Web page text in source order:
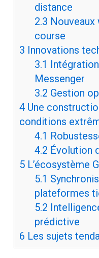
distance
2.3 Nouveaux
course
3 Innovations
3.1
Messenger
3.2 Gestion
4Une
conditions
4.1
4.2 Évolution
5L’écosystème
5.1
plateformes
5.2
prédictive
6 Les sujets